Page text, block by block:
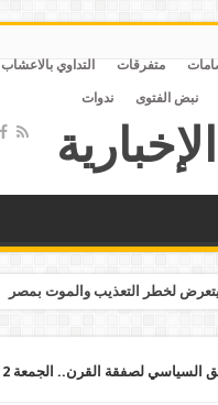
متفرقات التداوي بالاعشاب
نبض الفتوى ندوات
لخطر التعذيب والموت بمصر